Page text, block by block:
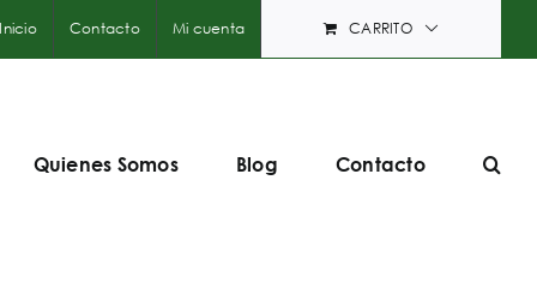
Inicio Contacto Mi cuenta CARRITO
Quienes Somos Blog Contacto